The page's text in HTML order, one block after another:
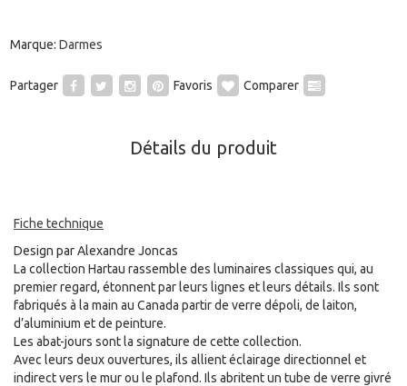
Marque: Darmes
Partager Favoris Comparer
Détails du produit
Fiche technique
Design par Alexandre Joncas
La collection Hartau rassemble des luminaires classiques qui, au
premier regard, étonnent par leurs lignes et leurs détails. Ils sont
fabriqués à la main au Canada partir de verre dépoli, de laiton,
d’aluminium et de peinture.
Les abat-jours sont la signature de cette collection.
Avec leurs deux ouvertures, ils allient éclairage directionnel et
indirect vers le mur ou le plafond. Ils abritent un tube de verre givré